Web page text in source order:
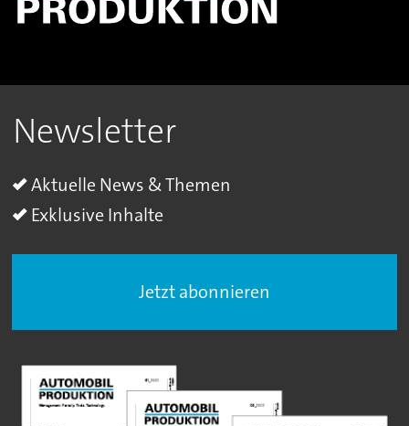
Newsletter
Aktuelle News & Themen
Exklusive Inhalte
Jetzt abonnieren